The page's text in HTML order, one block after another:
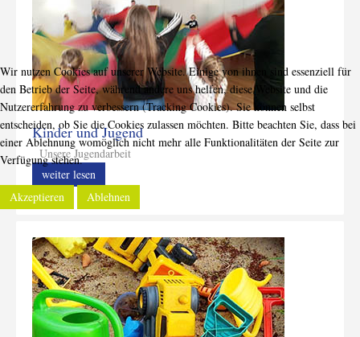
Kinder und Jugend
Unsere Jugendarbeit
weiter lesen
Wir nutzen Cookies auf unserer Website. Einige von ihnen sind essenziell für
den Betrieb der Seite, während andere uns helfen, diese Website und die
Nutzererfahrung zu verbessern (Tracking Cookies). Sie können selbst
entscheiden, ob Sie die Cookies zulassen möchten. Bitte beachten Sie, dass bei
einer Ablehnung womöglich nicht mehr alle Funktionalitäten der Seite zur
Verfügung stehen.
Akzeptieren Ablehnen